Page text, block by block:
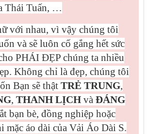
Thái Tuấn, …
với nhau, vì vậy chúng tôi
và sẽ luôn cố gắng hết sức
PHÁI ĐẸP chúng ta nhiều
Không chỉ là đẹp, chúng tôi
Bạn sẽ thật TRẺ TRUNG,
, THANH LỊCHvà ĐÁNG
bạn bè, đồng nghiệp hoặc
mặc áo dài của Vải Áo Dài S.